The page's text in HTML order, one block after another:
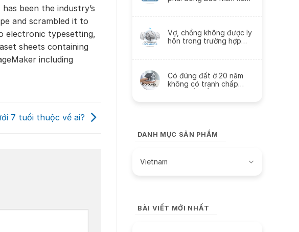
been the industry’s
and scrambled it to
electronic typesetting,
sheets containing
including
7 tuổi thuộc về ai?
Vợ, chồng không được ly
hôn trong trường hợp
Có đúng đất ở 20 năm
không có tranh chấp
DANH MỤC SẢN PHẨM
Vietnam
BÀI VIẾT MỚI NHẤT